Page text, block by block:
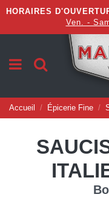
HORAIRES
Ven. -
Accueil Épicerie Fine